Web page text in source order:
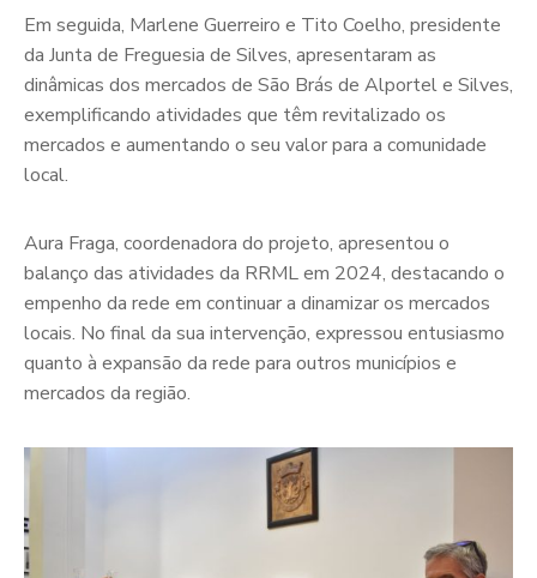
Em seguida, Marlene Guerreiro e Tito Coelho, presidente
da Junta de Freguesia de Silves, apresentaram as
dinâmicas dos mercados de São Brás de Alportel e Silves,
exemplificando atividades que têm revitalizado os
mercados e aumentando o seu valor para a comunidade
local.
Aura Fraga, coordenadora do projeto, apresentou o
balanço das atividades da RRML em 2024, destacando o
empenho da rede em continuar a dinamizar os mercados
locais. No final da sua intervenção, expressou entusiasmo
quanto à expansão da rede para outros municípios e
mercados da região.